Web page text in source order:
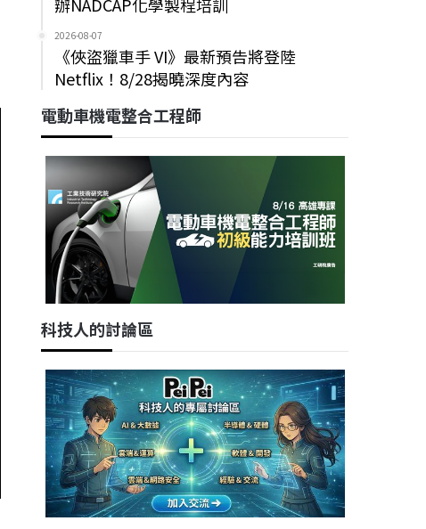
2026-08-07
《俠盜獵車手 VI》最新預告將登陸
Netflix！8/28揭曉深度內容
電動車機電整合工程師
科技人的討論區